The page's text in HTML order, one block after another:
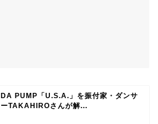
DA PUMP「U.S.A.」を振付家・ダンサ
ーTAKAHIROさんが解...